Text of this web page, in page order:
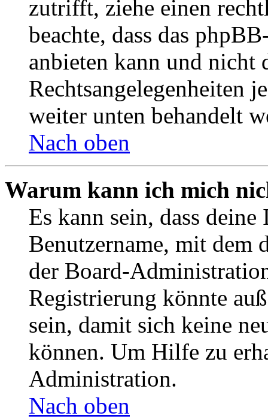
zutrifft, ziehe einen
beachte, dass das
anbieten kann und nicht
Rechtsangelegenheiten
weiter unten behandelt
Nach oben
Warum kann ich mich
Es kann sein, dass
Benutzername, mit dem
der Board-
Registrierung könnte
sein, damit sich keine
können. Um Hilfe zu
Administration.
Nach oben